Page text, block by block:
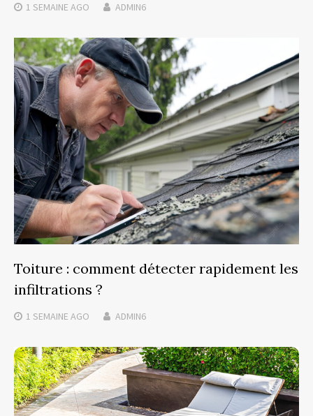
1 SEMAINE AGO ADMIN6
Toiture : comment détecter rapidement les
infiltrations ?
1 SEMAINE AGO ADMIN6